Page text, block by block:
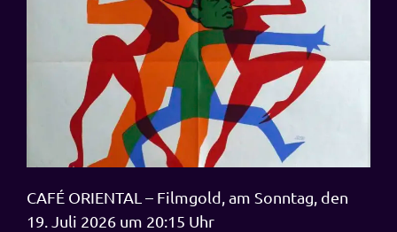
CAFÉ ORIENTAL – Filmgold, am Sonntag, den
19. Juli 2026 um 20:15 Uhr